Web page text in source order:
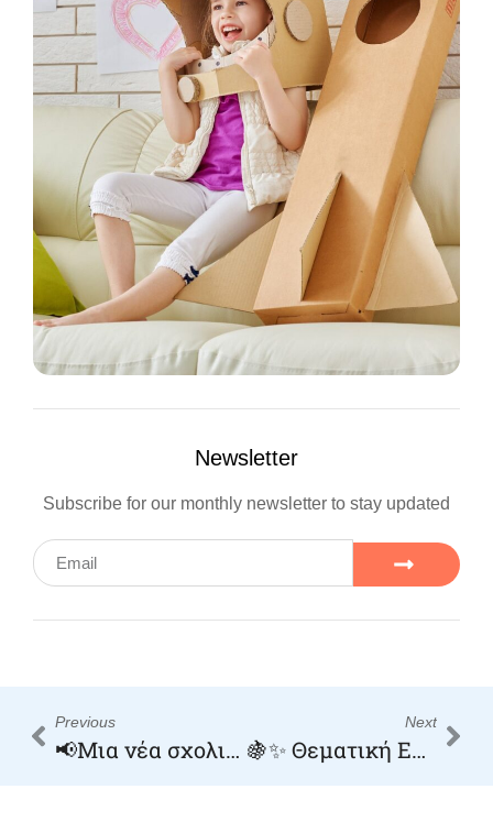
Newsletter
Subscribe for our monthly newsletter to stay updated
Previous
📢Μια νέα σχολική χρονιά ξεκινάει❗️
Next
🍇✨ Θεματική Εβδομάδα: Το σταφύλι και ο τρύγος” ✨🍇